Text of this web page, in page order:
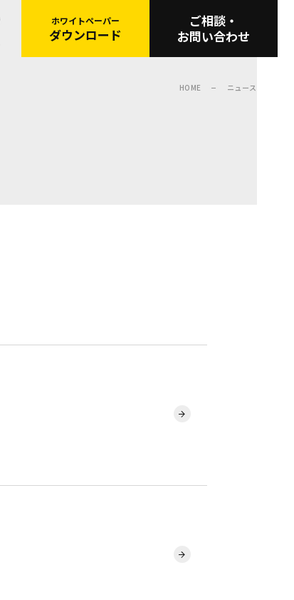
ホワイトペーパー
ダウンロード
ご相談・
お問い合わせ
HOME ニュース